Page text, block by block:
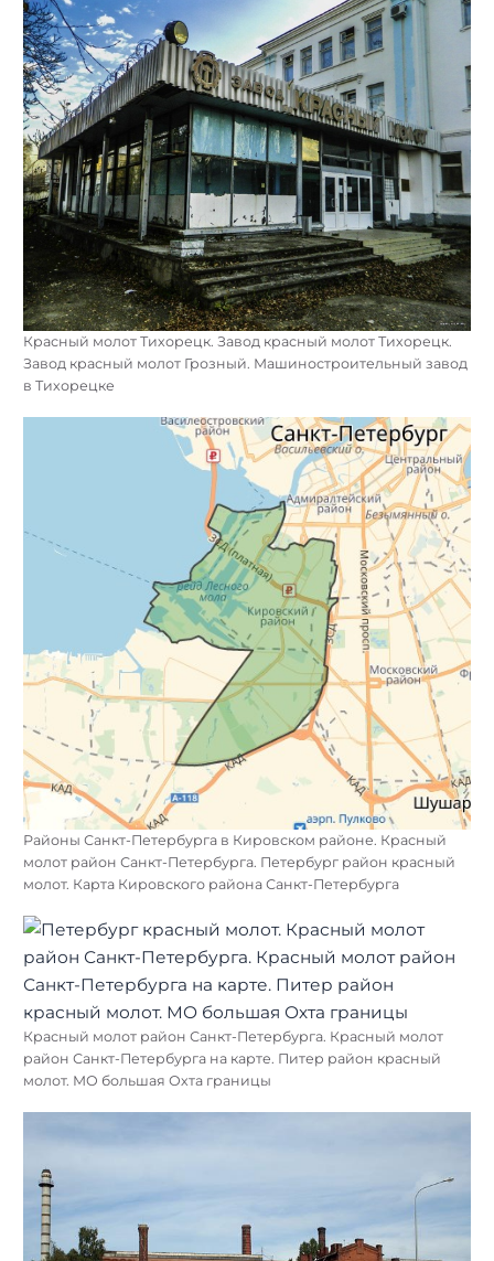
Красный молот Тихорецк. Завод красный молот Тихорецк.
Завод красный молот Грозный. Машиностроительный завод
в Тихорецке
Районы Санкт-Петербурга в Кировском районе. Красный
молот район Санкт-Петербурга. Петербург район красный
молот. Карта Кировского района Санкт-Петербурга
Красный молот район Санкт-Петербурга. Красный молот
район Санкт-Петербурга на карте. Питер район красный
молот. МО большая Охта границы